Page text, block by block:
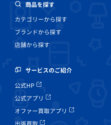
商品を探す
カテゴリーから探す
ブランドから探す
店舗から探す
サービスのご紹介
公式HP
公式アプリ
オファー買取アプリ